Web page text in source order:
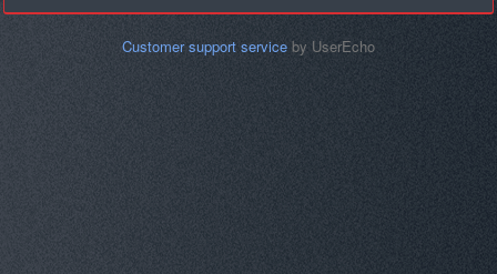
Customer support service by UserEcho